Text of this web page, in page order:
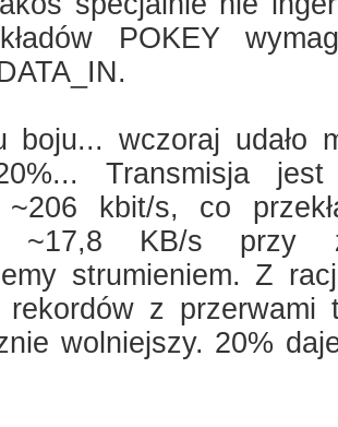
POKEY
boju... wczoraj udało
Transmisja
~206 kbit/s, co
~17,8 KB/s przy
strumieniem. Z
rekordów z
wolniejszy. 20%